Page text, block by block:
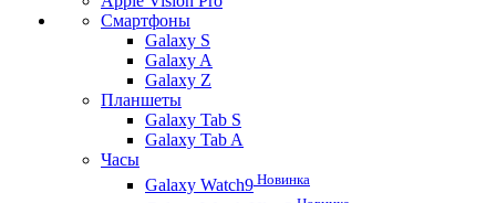
Смартфоны
Galaxy S
Galaxy A
Galaxy Z
Планшеты
Galaxy Tab S
Galaxy Tab A
Часы
Galaxy Watch9 Новинка